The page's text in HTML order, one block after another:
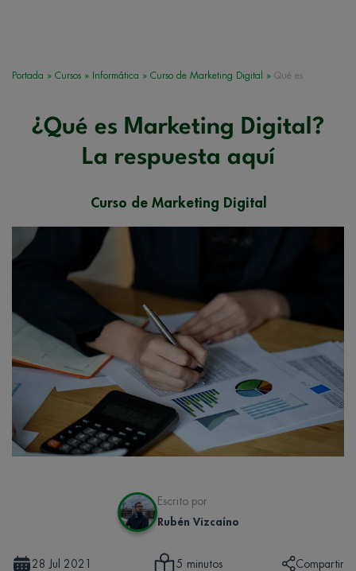
Portada » Cursos » Informática » Curso de Marketing Digital » Qué es
¿Qué es Marketing Digital?
La respuesta aquí
Curso de Marketing Digital
Escrito por
Rubén Vizcaíno
28 Jul 2021 5 minutos Compartir